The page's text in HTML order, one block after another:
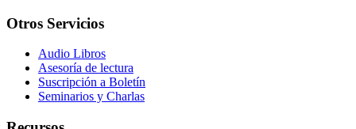
Otros Servicios
Audio Libros
Asesoría de lectura
Suscripción a Boletín
Seminarios y Charlas